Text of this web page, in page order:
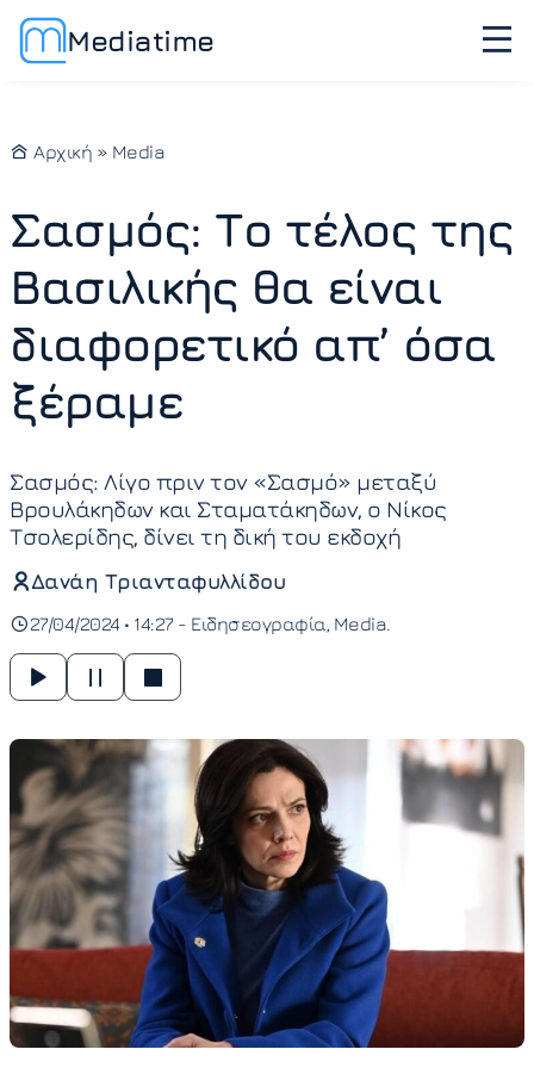
Mediatime
Αρχική » Media
Σασμός: Το τέλος της
Βασιλικής θα είναι
διαφορετικό απ’ όσα
ξέραμε
Σασμός: Λίγο πριν τον «Σασμό» μεταξύ
Βρουλάκηδων και Σταματάκηδων, ο Νίκος
Τσολερίδης, δίνει τη δική του εκδοχή
Δανάη Τριανταφυλλίδου
27/04/2024 • 14:27 - Ειδησεογραφία Media